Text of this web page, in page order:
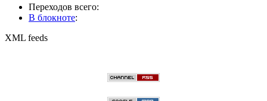
Переходов всего:
В блокноте:
XML feeds